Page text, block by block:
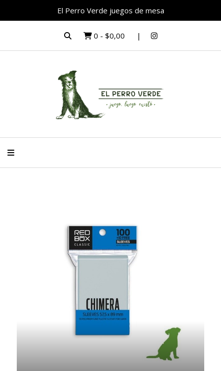
El Perro Verde juegos de mesa
0 - $0,00